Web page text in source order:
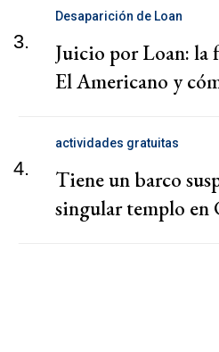
3.
Desaparición de Loan
Juicio por Loan: la
El Americano y
4.
actividades gratuitas
Tiene un barco
singular templo en